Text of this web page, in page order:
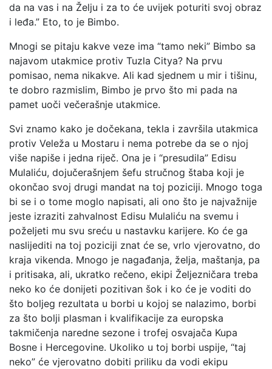
da na vas i na Želju i za to će uvijek poturiti svoj obraz
i leđa.” Eto, to je Bimbo.
Mnogi se pitaju kakve veze ima “tamo neki” Bimbo sa
najavom utakmice protiv Tuzla Citya? Na prvu
pomisao, nema nikakve. Ali kad sjednem u mir i tišinu,
te dobro razmislim, Bimbo je prvo što mi pada na
pamet uoči večerašnje utakmice.
Svi znamo kako je dočekana, tekla i završila utakmica
protiv Veleža u Mostaru i nema potrebe da se o njoj
više napiše i jedna riječ. Ona je i “presudila” Edisu
Mulaliću, dojučerašnjem šefu stručnog štaba koji je
okončao svoj drugi mandat na toj poziciji. Mnogo toga
bi se i o tome moglo napisati, ali ono što je najvažnije
jeste izraziti zahvalnost Edisu Mulaliću na svemu i
poželjeti mu svu sreću u nastavku karijere. Ko će ga
naslijediti na toj poziciji znat će se, vrlo vjerovatno, do
kraja vikenda. Mnogo je nagađanja, želja, maštanja, pa
i pritisaka, ali, ukratko rečeno, ekipi Željezničara treba
neko ko će donijeti pozitivan šok i ko će je voditi do
što boljeg rezultata u borbi u kojoj se nalazimo, borbi
za što bolji plasman i kvalifikacije za europska
takmičenja naredne sezone i trofej osvajača Kupa
Bosne i Hercegovine. Ukoliko u toj borbi uspije, “taj
neko” će vjerovatno dobiti priliku da vodi ekipu